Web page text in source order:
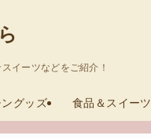
イーツなどをご紹介！
グッズ 食品＆スイーツ